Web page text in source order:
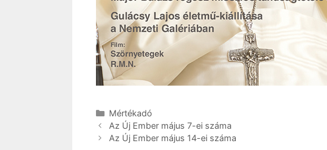
Kategória
Mértékadó
Az Új Ember május 7-ei száma
Az Új Ember május 14-ei száma